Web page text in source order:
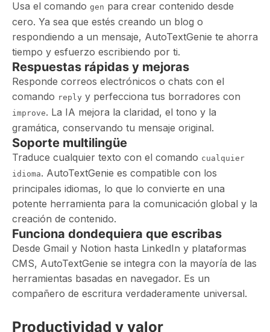
Usa el comando gen para crear contenido desde
cero. Ya sea que estés creando un blog o
respondiendo a un mensaje, AutoTextGenie te ahorra
tiempo y esfuerzo escribiendo por ti.
Respuestas rápidas y mejoras
Responde correos electrónicos o chats con el
comando reply y perfecciona tus borradores con
improve. La IA mejora la claridad, el tono y la
gramática, conservando tu mensaje original.
Soporte multilingüe
Traduce cualquier texto con el comando cualquier
idioma. AutoTextGenie es compatible con los
principales idiomas, lo que lo convierte en una
potente herramienta para la comunicación global y la
creación de contenido.
Funciona dondequiera que escribas
Desde Gmail y Notion hasta LinkedIn y plataformas
CMS, AutoTextGenie se integra con la mayoría de las
herramientas basadas en navegador. Es un
compañero de escritura verdaderamente universal.
Productividad y valor